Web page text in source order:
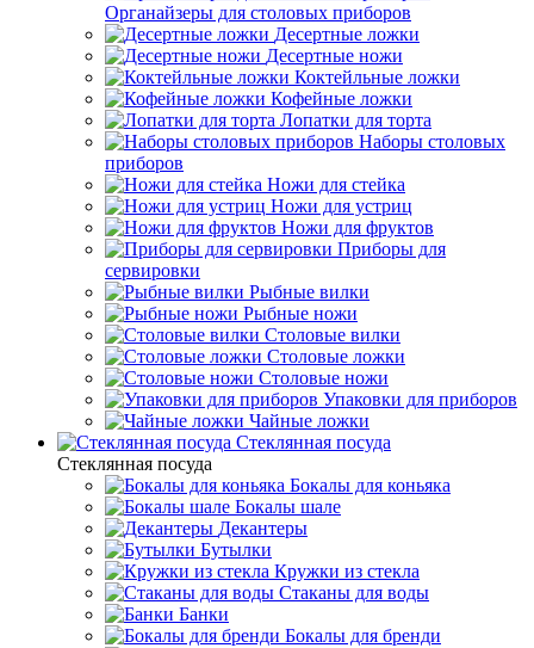
Органайзеры для столовых приборов
Десертные ложки
Десертные ножи
Коктейльные ложки
Кофейные ложки
Лопатки для торта
Наборы столовых
приборов
Ножи для стейка
Ножи для устриц
Ножи для фруктов
Приборы для
сервировки
Рыбные вилки
Рыбные ножи
Столовые вилки
Столовые ложки
Столовые ножи
Упаковки для приборов
Чайные ложки
Стеклянная посуда
Стеклянная посуда
Бокалы для коньяка
Бокалы шале
Декантеры
Бутылки
Кружки из стекла
Стаканы для воды
Банки
Бокалы для бренди